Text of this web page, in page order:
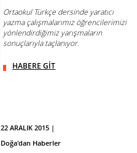
Ortaokul Türkçe dersinde yaratıcı
yazma çalışmalarımız öğrencilerimizi
yönlendirdiğimiz yarışmaların
sonuçlarıyla taçlanıyor.
HABERE GİT
22 ARALIK 2015 |
Doğa'dan Haberler